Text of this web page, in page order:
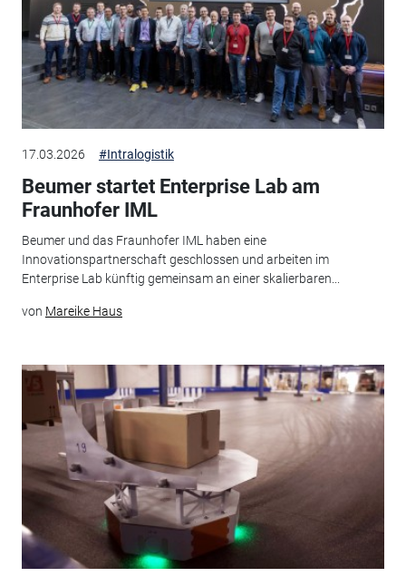
17.03.2026 #Intralogistik
Beumer startet Enterprise Lab am
Fraunhofer IML
Beumer und das Fraunhofer IML haben eine
Innovationspartnerschaft geschlossen und arbeiten im
Enterprise Lab künftig gemeinsam an einer skalierbaren...
von Mareike Haus